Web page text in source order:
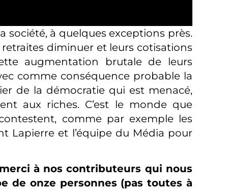
société, à quelques exceptions près.
retraites diminuer et leurs cotisations
augmentation brutale de leurs
comme conséquence probable la
de la démocratie qui est menacé,
aux riches. C’est le monde que
comme par exemple les
Lapierre et l’équipe du Média pour
à nos contributeurs qui nous
de onze personnes (pas toutes à